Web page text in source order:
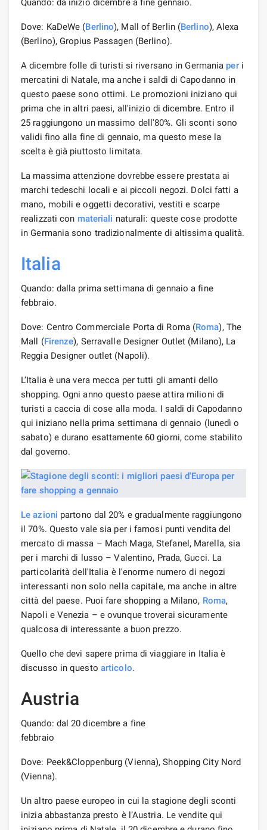
Quando: da inizio dicembre a fine gennaio.
Dove: KaDeWe (Berlino), Mall of Berlin (Berlino), Alexa
(Berlino), Gropius Passagen (Berlino).
A dicembre folle di turisti si riversano in Germania peri
mercatini di Natale, ma anche i saldi di Capodanno in
questo paese sono ottimi. Le promozioni iniziano qui
prima che in altri paesi, all'inizio di dicembre. Entro il
25 raggiungono un massimo dell'80%. Gli sconti sono
validi fino alla fine di gennaio, ma questo mese la
scelta è già piuttosto limitata.
La massima attenzione dovrebbe essere prestata ai
marchi tedeschi locali e ai piccoli negozi. Dolci fatti a
mano, mobili e oggetti decorativi, vestiti e scarpe
realizzati con materiali naturali: queste cose prodotte
in Germania sono tradizionalmente di altissima qualità.
Italia
Quando: dalla prima settimana di gennaio a fine
febbraio.
Dove: Centro Commerciale Porta di Roma (Roma), The
Mall (Firenze), Serravalle Designer Outlet (Milano), La
Reggia Designer outlet (Napoli).
L’Italia è una vera mecca per tutti gli amanti dello
shopping. Ogni anno questo paese attira milioni di
turisti a caccia di cose alla moda. I saldi di Capodanno
qui iniziano nella prima settimana di gennaio (lunedì o
sabato) e durano esattamente 60 giorni, come stabilito
dal governo.
Le azioni partono dal 20% e gradualmente raggiungono
il 70%. Questo vale sia per i famosi punti vendita del
mercato di massa – Mach Maga, Stefanel, Marella, sia
per i marchi di lusso – Valentino, Prada, Gucci. La
particolarità dell'Italia è l'enorme numero di negozi
interessanti non solo nella capitale, ma anche in altre
città del paese. Puoi fare shopping a Milano, Roma,
Napoli e Venezia – e ovunque troverai sicuramente
qualcosa di interessante a buon prezzo.
Quello che devi sapere prima di viaggiare in Italia è
discusso in questo articolo.
Austria
Quando: dal 20 dicembre a fine
Dove: Peek&Cloppenburg (Vienna), Shopping City Nord
(Vienna).
Un altro paese europeo in cui la stagione degli sconti
inizia abbastanza presto è l’Austria. Le vendite qui